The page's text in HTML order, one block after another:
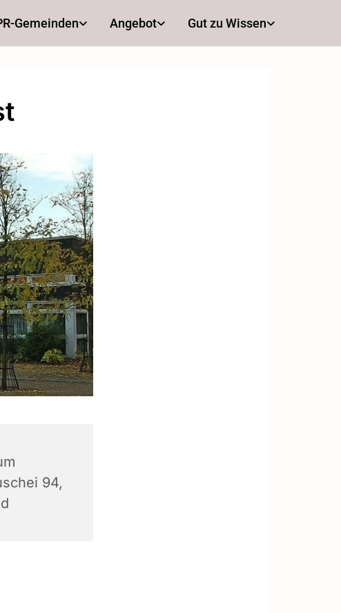
Gemeinden Angebot Gut zu Wissen
94,